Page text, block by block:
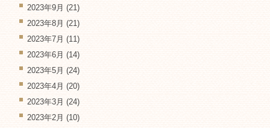
2023年9月 (21)
2023年8月 (21)
2023年7月 (11)
2023年6月 (14)
2023年5月 (24)
2023年4月 (20)
2023年3月 (24)
2023年2月 (10)